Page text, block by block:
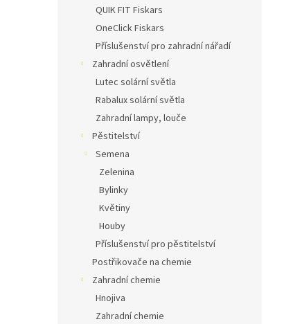
QUIK FIT Fiskars
OneClick Fiskars
Příslušenství pro zahradní nářadí
Zahradní osvětlení
Lutec solární světla
Rabalux solární světla
Zahradní lampy, louče
Pěstitelství
Semena
Zelenina
Bylinky
Květiny
Houby
Příslušenství pro pěstitelství
Postřikovače na chemie
Zahradní chemie
Hnojiva
Zahradní chemie